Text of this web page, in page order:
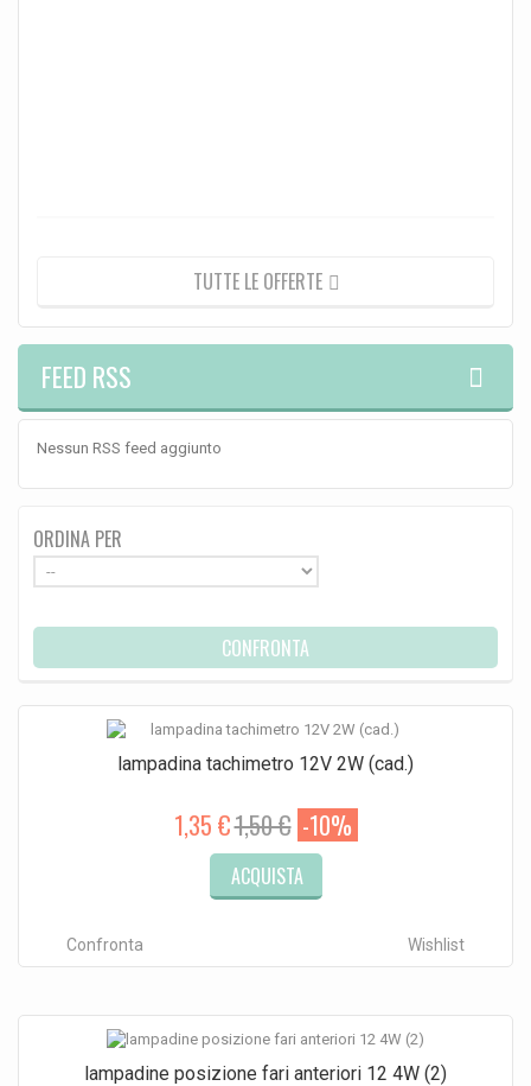
TUTTE LE OFFERTE
FEED RSS
Nessun RSS feed aggiunto
ORDINA PER
CONFRONTA
lampadina tachimetro 12V 2W (cad.)
1,35 €1,50 € -10%
ACQUISTA
Wishlist
Confronta
lampadine posizione fari anteriori 12 4W (2)